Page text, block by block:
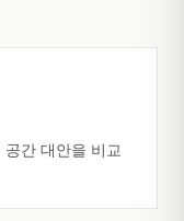
간 대안을 비교